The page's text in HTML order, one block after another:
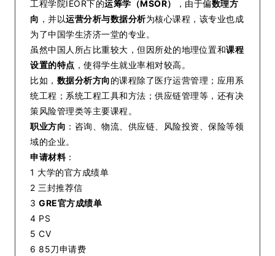
工程学院IEOR下的运筹学（MSOR） ，由于偏数理方
向 ，并以运营分析与数据分析为核心课程，该专业也成
为了中国学生济济一堂的专业。
虽然中国人所占比重较大，但因所处的地理位置和课程
设置的特点 ，使得学生就业率相对较高。
比如， 数据分析方向的课程除了医疗运营管理；应用系
统工程；系统工程工具和方法；供应链管理等，还有决
策风险管理类等主要课程。
职业方向 ：咨询、物流、供应链、风险投资、保险等领
域的企业。
申请材料：
1 大学的官方成绩单
2 三封推荐信
3 GRE官方成绩单
4 PS
5 CV
6 85刀申请费